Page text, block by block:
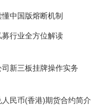
中国版熔断机制
募行业全方位解读
司新三板挂牌操作实务
人民币(香港)期货合约简介